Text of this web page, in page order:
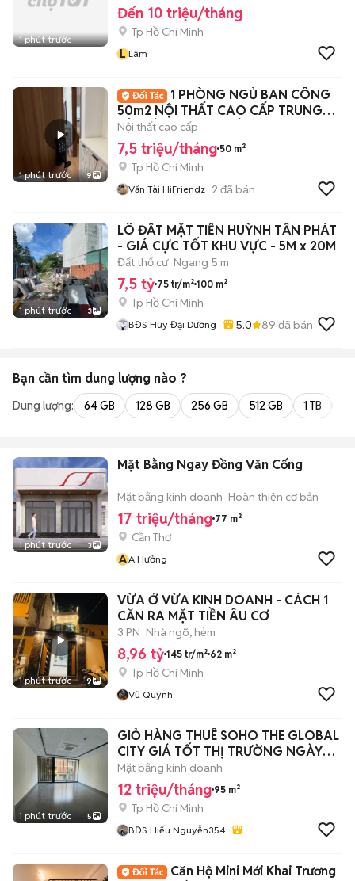
1 phút trước
Đến 10 triệu/tháng
Tp Hồ Chí Minh
L Lâm
1 phút trước 9
1 PHÒNG NGỦ BAN CÔNG
50m2 NỘI THẤT CAO CẤP TRUNG
TÂM BÌNH THẠNH SÁT Q1
Nội thất cao cấp
7,5 triệu/tháng 50 m²
Tp Hồ Chí Minh
Văn Tài HiFriendz 2 đã bán
1 phút trước 3
LÔ ĐẤT MẶT TIỀN HUỲNH TẤN PHÁT
- GIÁ CỰC TỐT KHU VỰC - 5M x 20M
Đất thổ cư Ngang 5 m
7,5 tỷ 75 tr/m² 100 m²
Tp Hồ Chí Minh
BĐS Huy Đại Dương 5.0 89 đã bán
Bạn cần tìm dung lượng nào ?
Dung lượng: 64 GB 128 GB 256 GB 512 GB 1 TB
1 phút trước 3
Mặt Bằng Ngay Đồng Văn Cống
Mặt bằng kinh doanh Hoàn thiện cơ bản
17 triệu/tháng 77 m²
Cần Thơ
AA Hưởng
1 phút trước 9
VỪA Ở VỪA KINH DOANH - CÁCH 1
CĂN RA MẶT TIỀN ÂU CƠ
3 PN Nhà ngõ, hẻm
8,96 tỷ 145 tr/m² 62 m²
Tp Hồ Chí Minh
Vũ Quỳnh
1 phút trước 5
GIỎ HÀNG THUÊ SOHO THE GLOBAL
CITY GIÁ TỐT THỊ TRƯỜNG NGÀY
23/05/2026
Mặt bằng kinh doanh
12 triệu/tháng 95 m²
Tp Hồ Chí Minh
BĐS Hiếu Nguyễn354
Căn Hộ Mini Mới Khai Trương